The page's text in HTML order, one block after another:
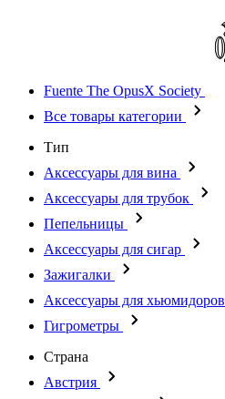
Fuente The OpusX Society
Все товары категории
Тип
Аксессуары для вина
Аксессуары для трубок
Пепельницы
Аксессуары для сигар
Зажигалки
Аксессуары для хьюмидоров
Гигрометры
Страна
Австрия